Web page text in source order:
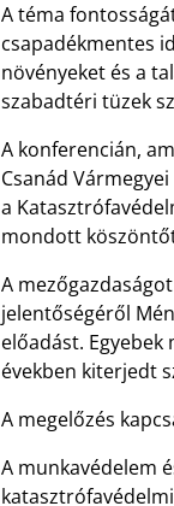
A téma
csapadékmentes
növényeket és a
szabadtéri tüzek
A konferencián,
Csanád
a
mondott
A
jelentőségéről
előadást.
években kiterjedt
A megelőzés
A munkavédelem